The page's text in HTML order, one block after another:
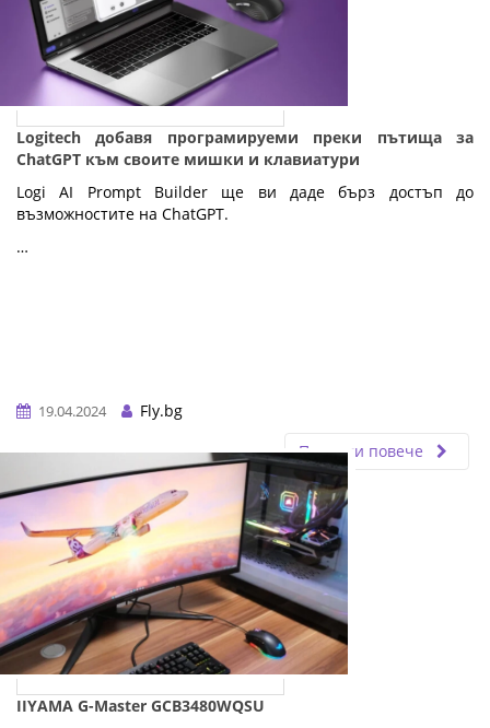
Logitech добавя програмируеми преки пътища за
ChatGPT към своите мишки и клавиатури
Logi AI Prompt Builder ще ви даде бърз достъп до
възможностите на ChatGPT.
…
19.04.2024
Fly.bg
Прочети повече
IIYAMA G-Master GCB3480WQSU